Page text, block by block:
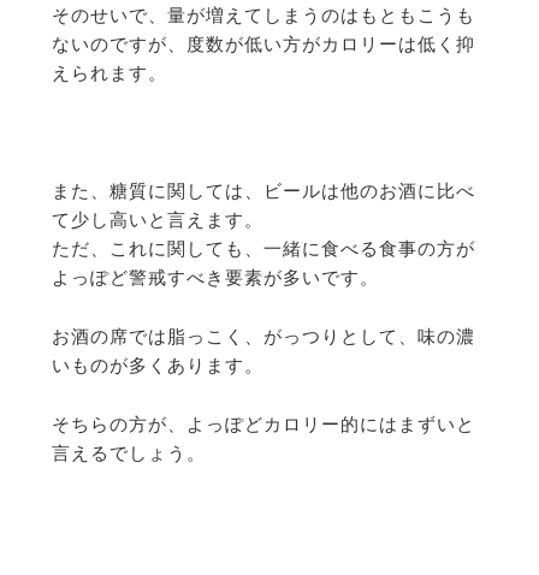
そのせいで、量が増えてしまうのはもともこうも
ないのですが、度数が低い方がカロリーは低く抑
えられます。
また、糖質に関しては、ビールは他のお酒に比べ
て少し高いと言えます。
ただ、これに関しても、一緒に食べる食事の方が
よっぽど警戒すべき要素が多いです。
お酒の席では脂っこく、がっつりとして、味の濃
いものが多くあります。
そちらの方が、よっぽどカロリー的にはまずいと
言えるでしょう。